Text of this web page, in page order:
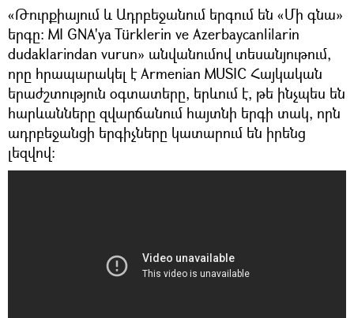
«Թուրքիայում և Ադրբեջանում երգում են «Մի գնա»
երգը։ MI GNA'ya Türklerin ve Azerbaycanlıların
dudaklarından vurun» անվանումով տեսանյութում,
որը հրապարակել է Armenian MUSIC Հայկական
երաժշտություն օգտատերը, երևում է, թե ինչպես են
հարևանները զվարճանում հայտնի երգի տակ, որն
ադրբեջանցի երգիչները կատարում են իրենց
լեզվով։